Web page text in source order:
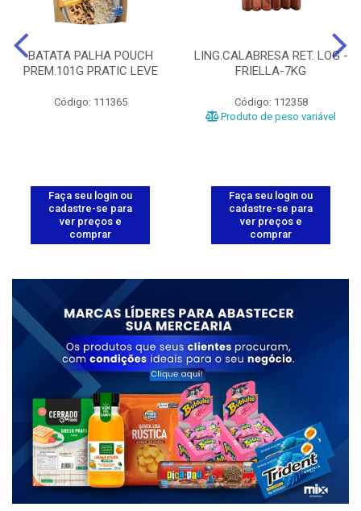
BATATA PALHA POUCH
PREM.101G PRATIC LEVE
Código: 111365
Faça seu login ou
cadastre-se para
ver preços e
comprar
LING.CALABRESA RET. LOG -
FRIELLA-7KG
Código: 112358
Produto de peso variável
Faça seu login ou
cadastre-se para
ver preços e
comprar